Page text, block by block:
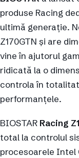
produse Racing
ultimă generație.
Z170GTN și are
vine în ajutorul
ridicată la o
controla în
performanțele.
BIOSTAR Racing
total la controlul
procesoarele Intel